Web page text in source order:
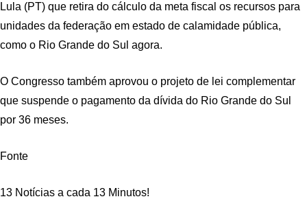
Lula (PT) que retira do cálculo da meta fiscal os recursos para
unidades da federação em estado de calamidade pública,
como o Rio Grande do Sul agora.
O Congresso também aprovou o projeto de lei complementar
que suspende o pagamento da dívida do Rio Grande do Sul
por 36 meses.
Fonte
13 Notícias a cada 13 Minutos!